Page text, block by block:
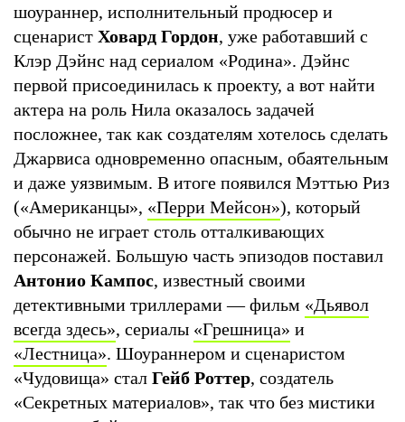
шоураннер, исполнительный продюсер и
сценарист Ховард Гордон, уже работавший с
Клэр Дэйнс над сериалом «Родина». Дэйнс
первой присоединилась к проекту, а вот найти
актера на роль Нила оказалось задачей
посложнее, так как создателям хотелось сделать
Джарвиса одновременно опасным, обаятельным
и даже уязвимым. В итоге появился Мэттью Риз
(«Американцы», «Перри Мейсон»), который
обычно не играет столь отталкивающих
персонажей. Большую часть эпизодов поставил
Антонио Кампос, известный своими
детективными триллерами — фильм «Дьявол
всегда здесь», сериалы «Грешница» и
«Лестница». Шоураннером и сценаристом
«Чудовища» стал Гейб Роттер, создатель
«Секретных материалов», так что без мистики